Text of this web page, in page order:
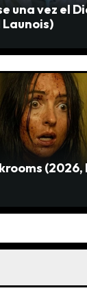
una vez el
Launois)
(2026,